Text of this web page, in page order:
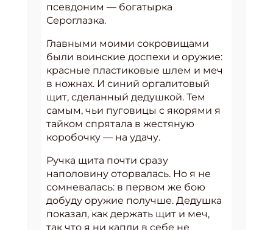
псевдоним — богатырка
Сероглазка.
Главными моими сокровищами
были воинские доспехи и оружие:
красные пластиковые шлем и меч
в ножнах. И синий оргалитовый
щит, сделанный дедушкой. Тем
самым, чьи пуговицы с якорями я
тайком спрятала в жестяную
коробочку — на удачу.
Ручка щита почти сразу
наполовину оторвалась. Но я не
сомневалась: в первом же бою
добуду оружие получше. Дедушка
показал, как держать щит и меч,
так что я ни капли в себе не